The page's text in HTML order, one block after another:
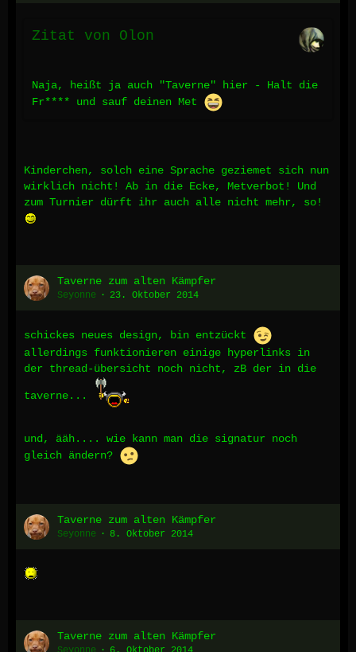
Zitat von Olon
Naja, heißt ja auch "Taverne" hier - Halt die
Fr**** und sauf deinen Met
Kinderchen, solch eine Sprache geziemet sich nun
wirklich nicht! Ab in die Ecke, Metverbot! Und
zum Turnier dürft ihr auch alle nicht mehr, so!
Taverne zum alten Kämpfer
Seyonne 23. Oktober 2014
schickes neues design, bin entzückt
allerdings funktionieren einige hyperlinks in
der thread-übersicht noch nicht, zB der in die
taverne...
und, ääh.... wie kann man die signatur noch
gleich ändern?
Taverne zum alten Kämpfer
Seyonne 8. Oktober 2014
Taverne zum alten Kämpfer